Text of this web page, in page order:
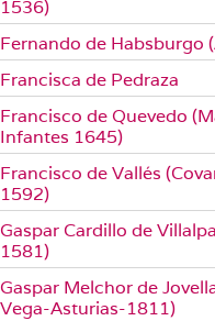
1536)
Fernando de Habsburgo
Francisca de Pedraza
Francisco de Quevedo
Infantes 1645)
Francisco de Vallés
1592)
Gaspar Cardillo de
1581)
Gaspar Melchor de
Vega-Asturias-1811)